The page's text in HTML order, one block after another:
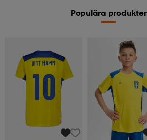
Populära produkter